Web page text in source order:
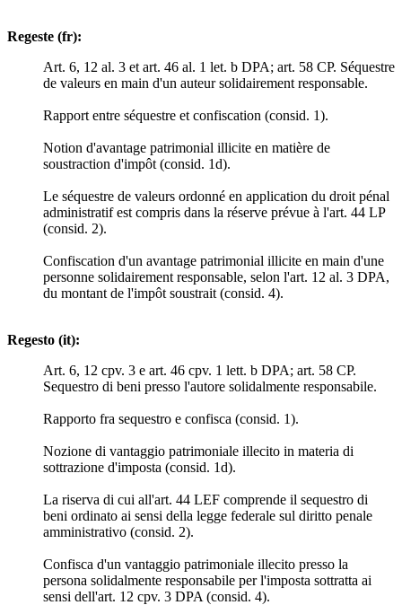
Regeste (fr):
Art. 6, 12 al. 3 et art. 46 al. 1 let. b DPA; art. 58 CP. Séquestre
de valeurs en main d'un auteur solidairement responsable.
Rapport entre séquestre et confiscation (consid. 1).
Notion d'avantage patrimonial illicite en matière de
soustraction d'impôt (consid. 1d).
Le séquestre de valeurs ordonné en application du droit pénal
administratif est compris dans la réserve prévue à l'art. 44 LP
(consid. 2).
Confiscation d'un avantage patrimonial illicite en main d'une
personne solidairement responsable, selon l'art. 12 al. 3 DPA,
du montant de l'impôt soustrait (consid. 4).
Regesto (it):
Art. 6, 12 cpv. 3 e art. 46 cpv. 1 lett. b DPA; art. 58 CP.
Sequestro di beni presso l'autore solidalmente responsabile.
Rapporto fra sequestro e confisca (consid. 1).
Nozione di vantaggio patrimoniale illecito in materia di
sottrazione d'imposta (consid. 1d).
La riserva di cui all'art. 44 LEF comprende il sequestro di
beni ordinato ai sensi della legge federale sul diritto penale
amministrativo (consid. 2).
Confisca d'un vantaggio patrimoniale illecito presso la
persona solidalmente responsabile per l'imposta sottratta ai
sensi dell'art. 12 cpv. 3 DPA (consid. 4).